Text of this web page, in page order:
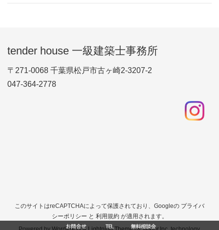
tender house 一級建築士事務所
〒271-0068 千葉県松戸市古ヶ崎2-3207-2
047-364-2778
このサイトはreCAPTCHAによって保護されており、Googleの プライバ
シーポリシー と 利用規約が適用されます。